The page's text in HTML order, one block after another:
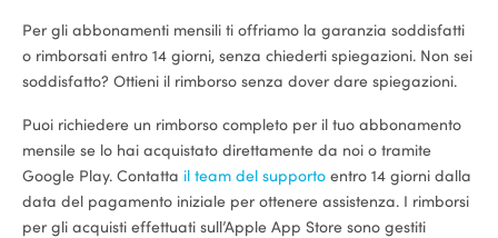
Per gli abbonamenti mensili ti offriamo la garanzia soddisfatti
o rimborsati entro 14 giorni, senza chiederti spiegazioni. Non sei
soddisfatto? Ottieni il rimborso senza dover dare spiegazioni.
Puoi richiedere un rimborso completo per il tuo abbonamento
mensile se lo hai acquistato direttamente da noi o tramite
Google Play. Contatta il team del supporto entro 14 giorni dalla
data del pagamento iniziale per ottenere assistenza. I rimborsi
per gli acquisti effettuati sull’Apple App Store sono gestiti